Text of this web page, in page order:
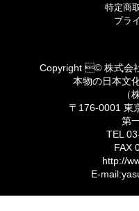
特定商
プラ
Copyright © 株式会
本物の日本文
（
〒176-0001 東
第
TEL
FAX
http://
E-